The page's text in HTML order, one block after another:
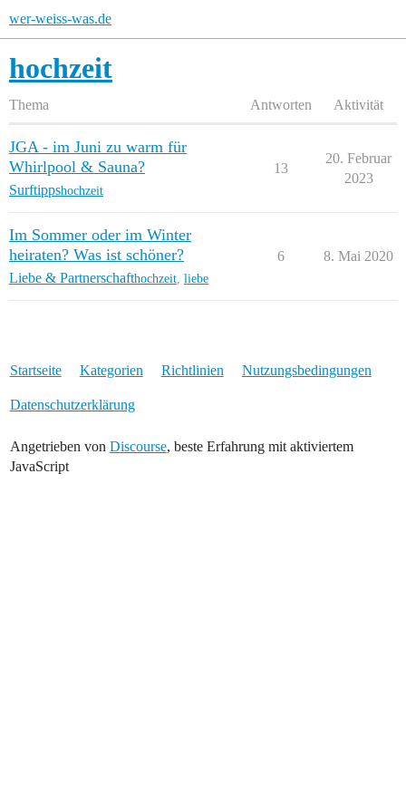
wer-weiss-was.de
hochzeit
Thema Antworten Aktivität
JGA - im Juni zu warm für
Whirlpool & Sauna?
Surftippshochzeit
13
20. Februar
2023
Im Sommer oder im Winter
heiraten? Was ist schöner?
Liebe & Partnerschafthochzeit liebe
6 8. Mai 2020
Startseite Kategorien Richtlinien Nutzungsbedingungen
Datenschutzerklärung
Angetrieben von Discourse, beste Erfahrung mit aktiviertem
JavaScript